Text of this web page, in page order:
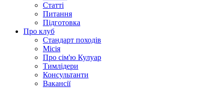
Статті
Питання
Підготовка
Про клуб
Стандарт походів
Місія
Про сім'ю Кулуар
Тимлідери
Консультанти
Вакансії